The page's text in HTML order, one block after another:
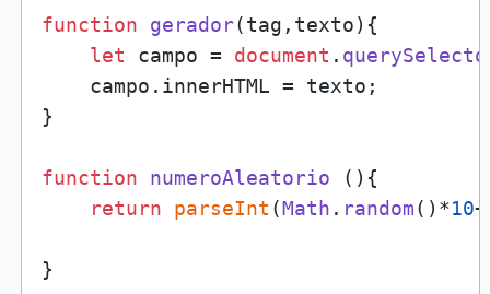
function gerador(tag,texto){
let campo = document .
    campo.
innerHTML = texto;
}
function numeroAleatorio (){
return
parseInt (Math . random()*10+
}